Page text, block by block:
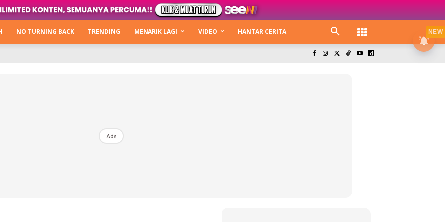
Hijabista
Next Level
NO TURNING BACK TRENDING MENARIK LAGI VIDEO HANTAR CERITA
Ads
NEW